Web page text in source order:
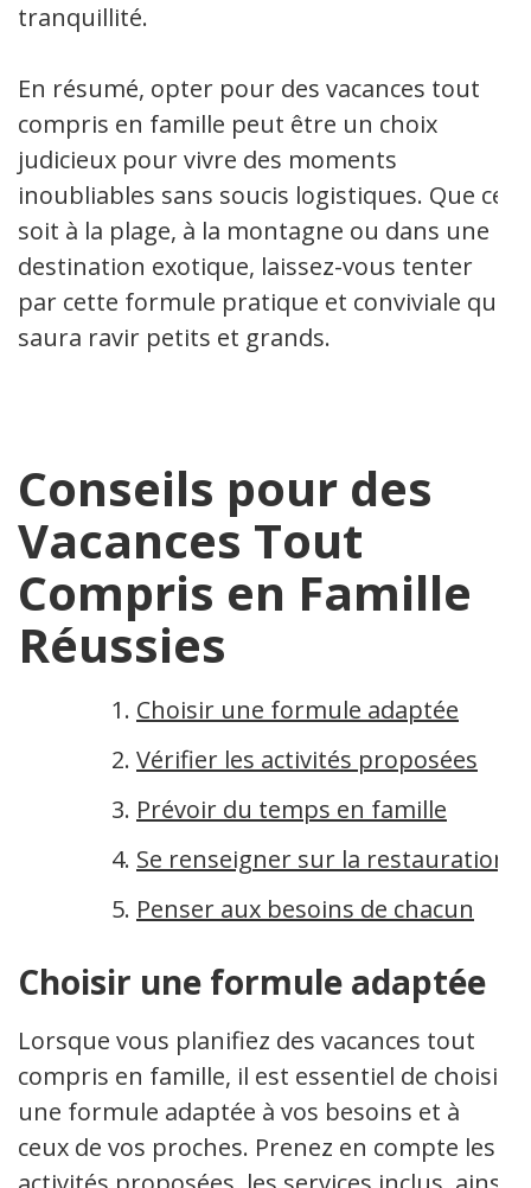
tranquillité.
En résumé, opter pour des vacances tout
compris en famille peut être un choix
judicieux pour vivre des moments
inoubliables sans soucis logistiques. Que ce
soit à la plage, à la montagne ou dans une
destination exotique, laissez-vous tenter
par cette formule pratique et conviviale qui
saura ravir petits et grands.
Conseils pour des
Vacances Tout
Compris en Famille
Réussies
Choisir une formule adaptée
Vérifier les activités proposées
Prévoir du temps en famille
Se renseigner sur la restauration
Penser aux besoins de chacun
Choisir une formule adaptée
Lorsque vous planifiez des vacances tout
compris en famille, il est essentiel de choisir
une formule adaptée à vos besoins et à
ceux de vos proches. Prenez en compte les